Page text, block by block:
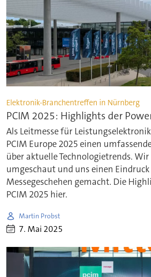
Elektronik-Branchentreffen in Nürnberg
PCIM 2025: Highlights der
Als Leitmesse für
PCIM Europe 2025 einen
über aktuelle Technologietrends.
umgeschaut und uns einen
Messegeschehen gemacht. Die
PCIM 2025 hier.
Martin Probst
7. Mai 2025